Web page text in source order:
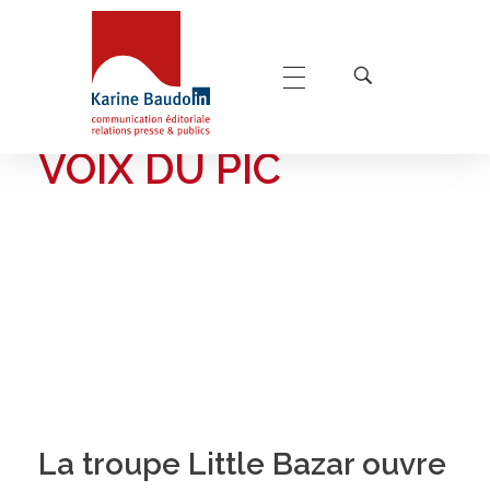
Karine Baudoin Relations Presse Montpellier
Les voix du pic
POSTS TAGGED: LES
VOIX DU PIC
La troupe Little Bazar ouvre